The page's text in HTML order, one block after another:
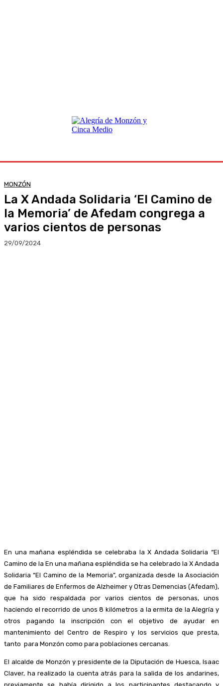
MONZÓN
La X Andada Solidaria ‘El Camino de
la Memoria’ de Afedam congrega a
varios cientos de personas
29/09/2024
En una mañana espléndida se celebraba la X Andada Solidaria “El
Camino de la En una mañana espléndida se ha celebrado la X Andada
Solidaria “El Camino de la Memoria”, organizada desde la Asociación
de Familiares de Enfermos de Alzheimer y Otras Demencias (Afedam),
que ha sido respaldada por varios cientos de personas, unos
haciendo el recorrido de unos 8 kilómetros a la ermita de la Alegría y
otros pagando la inscripción con el objetivo de ayudar en
mantenimiento del Centro de Respiro y los servicios que presta,
tanto para Monzón como para poblaciones cercanas.
El alcalde de Monzón y presidente de la Diputación de Huesca, Isaac
Claver, ha realizado la cuenta atrás para la salida de los andarines,